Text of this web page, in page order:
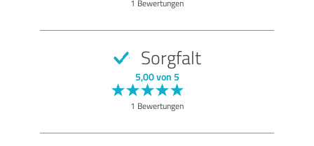
1 Bewertungen
Sorgfalt
5,00 von 5
1 Bewertungen